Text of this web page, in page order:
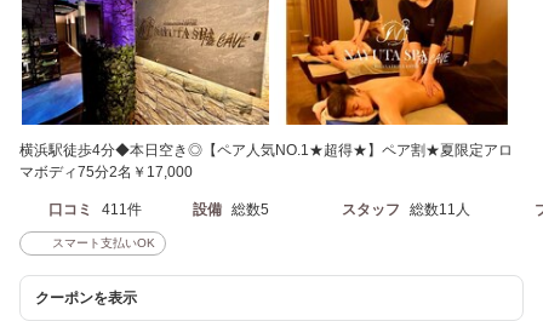
横浜駅徒歩4分◆本日空き◎【ペア人気NO.1★超得★】ペア割★夏限定アロ
マボディ75分2名￥17,000
口コミ 411件 設備 総数5 スタッフ 総数11人
スマート支払いOK
クーポンを表示